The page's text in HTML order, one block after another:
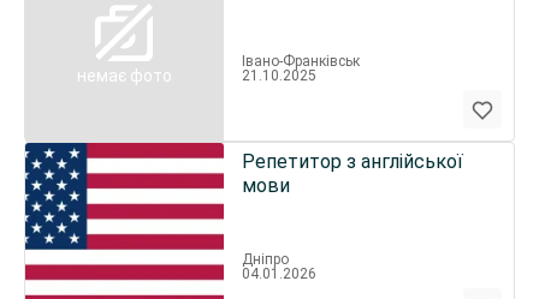
немає фото
Івано-Франківськ
21.10.2025
Репетитор з англійської
мови
Дніпро
04.01.2026